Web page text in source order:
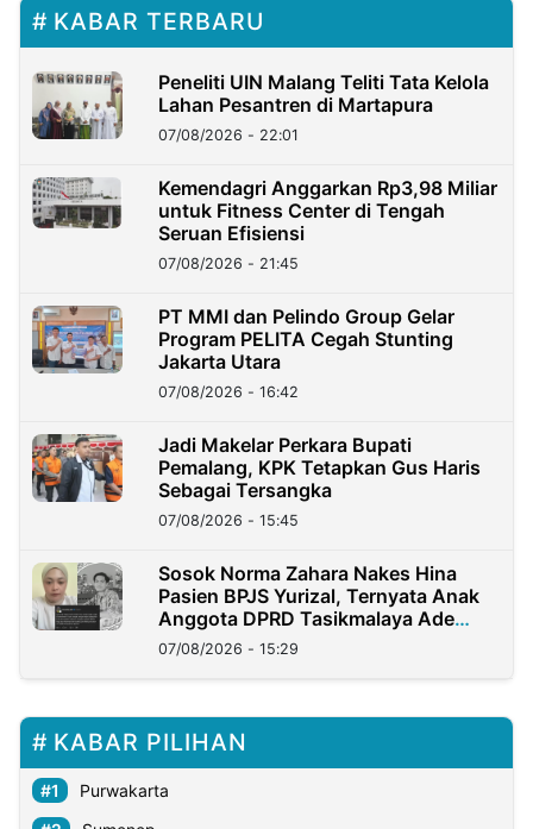
KABAR TERBARU
Peneliti UIN Malang Teliti Tata Kelola
Lahan Pesantren di Martapura
07/08/2026 - 22:01
Kemendagri Anggarkan Rp3,98 Miliar
untuk Fitness Center di Tengah
Seruan Efisiensi
07/08/2026 - 21:45
PT MMI dan Pelindo Group Gelar
Program PELITA Cegah Stunting
Jakarta Utara
07/08/2026 - 16:42
Jadi Makelar Perkara Bupati
Pemalang, KPK Tetapkan Gus Haris
Sebagai Tersangka
07/08/2026 - 15:45
Sosok Norma Zahara Nakes Hina
Pasien BPJS Yurizal, Ternyata Anak
Anggota DPRD Tasikmalaya Ade
Lukman
07/08/2026 - 15:29
KABAR PILIHAN
Purwakarta